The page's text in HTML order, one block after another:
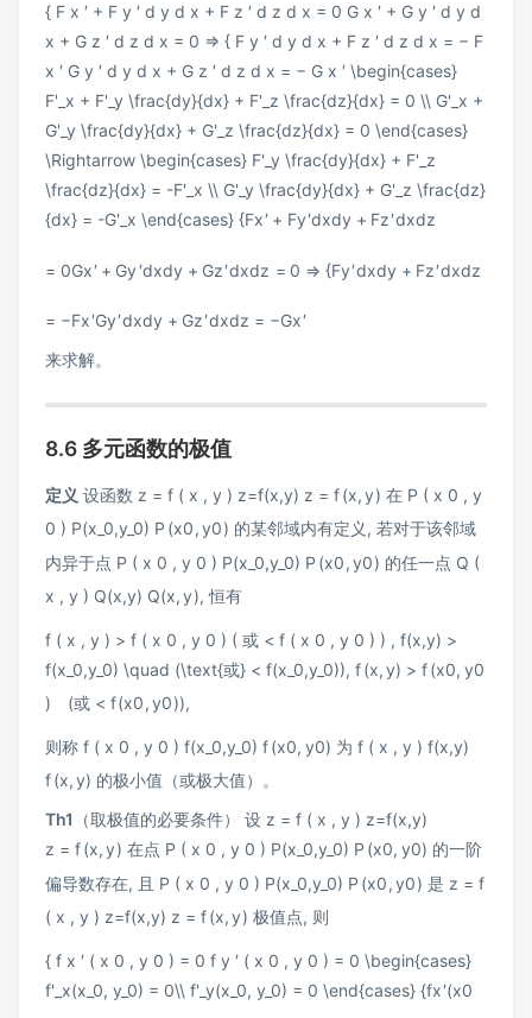
{ F x ′ + F y ′ d y d x + F z ′ d z d x = 0 G x ′ + G y ′ d y d
x + G z ′ d z d x = 0 ⇒ { F y ′ d y d x + F z ′ d z d x = − F
x ′ G y ′ d y d x + G z ′ d z d x = − G x ′ \begin{cases}
F'_x + F'_y \frac{dy}{dx} + F'_z \frac{dz}{dx} = 0 \\ G'_x +
G'_y \frac{dy}{dx} + G'_z \frac{dz}{dx} = 0 \end{cases}
\Rightarrow \begin{cases} F'_y \frac{dy}{dx} + F'_z
\frac{dz}{dx} = -F'_x \\ G'_y \frac{dy}{dx} + G'_z \frac{dz}
{dx} = -G'_x \end{cases} {Fx′ + Fy′dxdy + Fz′dxdz
= 0Gx′ + Gy′dxdy + Gz′dxdz = 0 ⇒ {Fy′dxdy + Fz′dxdz
= −Fx′Gy′dxdy + Gz′dxdz = −Gx′
来求解。
8.6 多元函数的极值
定义 设函数 z = f ( x , y ) z=f(x,y) z = f(x,y) 在 P ( x 0 , y
0 ) P(x_0,y_0) P (x0,y0) 的某邻域内有定义, 若对于该邻域
内异于点 P ( x 0 , y 0 ) P(x_0,y_0) P (x0,y0) 的任一点 Q (
x , y ) Q(x,y) Q(x,y), 恒有
f ( x , y ) > f ( x 0 , y 0 ) ( 或 < f ( x 0 , y 0 ) ) , f(x,y) >
f(x_0,y_0) \quad (\text{或} < f(x_0,y_0)), f(x,y) > f(x0, y0
)
(或 < f(x0,y0)),
则称 f ( x 0 , y 0 ) f(x_0,y_0) f(x0, y0) 为f ( x , y ) f(x,y)
f(x,y) 的极小值（或极大值）。
Th1
（取极值的必要条件） 设 z = f ( x , y ) z=f(x,y)
z = f(x,y) 在点 P ( x 0 , y 0 ) P(x_0,y_0) P (x0, y0) 的一阶
偏导数存在, 且 P ( x 0 , y 0 ) P(x_0,y_0) P (x0,y0) 是 z = f
( x , y ) z=f(x,y) z = f(x,y) 极值点, 则
{ f x ′ ( x 0 , y 0 ) = 0 f y ′ ( x 0 , y 0 ) = 0 \begin{cases}
f'_x(x_0, y_0) = 0\\ f'_y(x_0, y_0) = 0 \end{cases} {fx′(x0